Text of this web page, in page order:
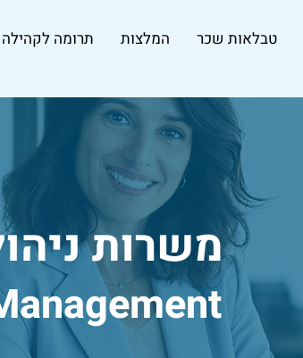
טבלאות שכר המלצות תרומה לקהילה
משרות